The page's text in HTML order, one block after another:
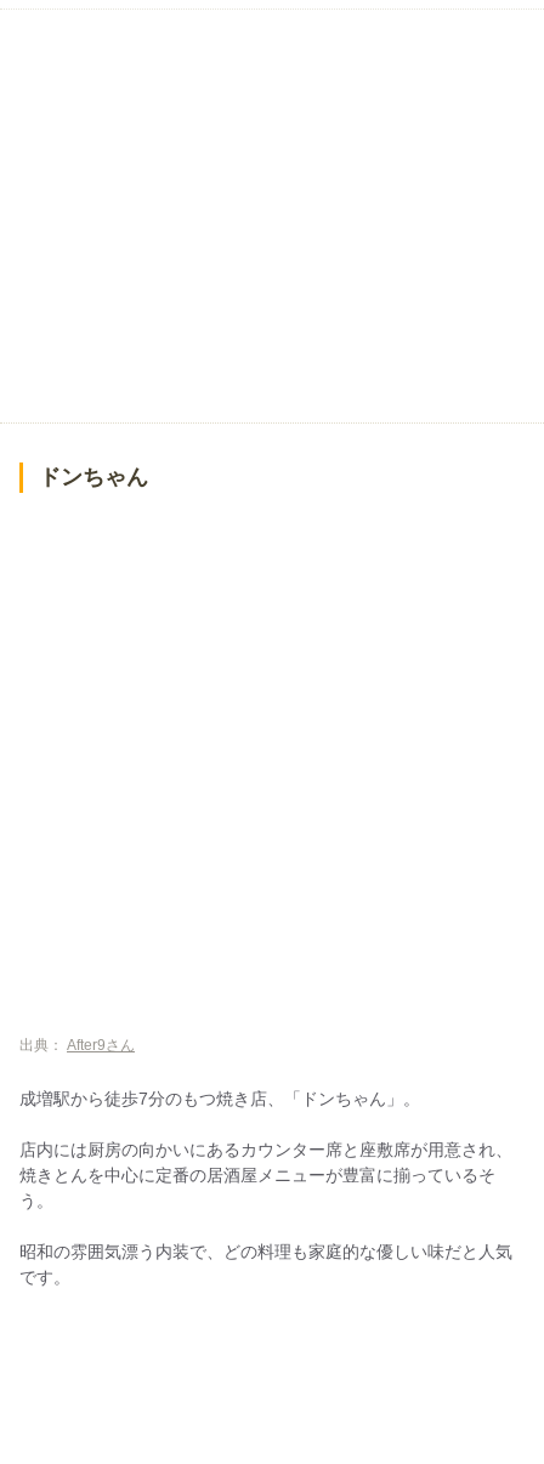
ドンちゃん
出典： After9さん
成増駅から徒歩7分のもつ焼き店、「ドンちゃん」。
店内には厨房の向かいにあるカウンター席と座敷席が用意され、
焼きとんを中心に定番の居酒屋メニューが豊富に揃っているそ
う。
昭和の雰囲気漂う内装で、どの料理も家庭的な優しい味だと人気
です。